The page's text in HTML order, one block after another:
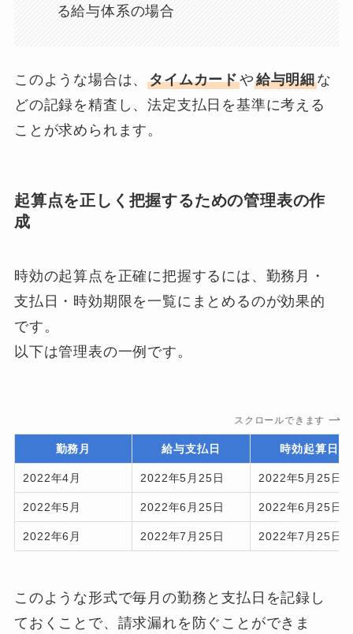
る給与体系の場合
このような場合は、タイムカードや給与明細な
どの記録を精査し、法定支払日を基準に考える
ことが求められます。
起算点を正しく把握するための管理表の作
成
時効の起算点を正確に把握するには、勤務月・
支払日・時効期限を一覧にまとめるのが効果的
です。
以下は管理表の一例です。
スクロールできます
勤務月 給与支払日 時効起算日
2022年4月 2022年5月25日 2022年5月25日
2022年5月 2022年6月25日 2022年6月25日
2022年6月 2022年7月25日 2022年7月25日
このような形式で毎月の勤務と支払日を記録し
ておくことで、請求漏れを防ぐことができま